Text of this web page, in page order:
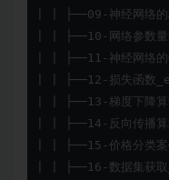
| | ├──09-神经网络
| | ├──10-网络参数量
| | ├──11-神经网络
| | ├──12-损失函数
| | ├──13-梯度下降
| | ├──14-反向传播
| | ├──15-价格分类案
| | ├──16-数据集获